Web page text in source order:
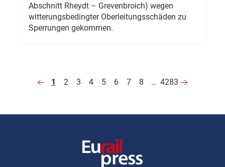
Abschnitt Rheydt – Grevenbroich) wegen
witterungsbedingter Oberleitungsschäden zu
Sperrungen gekommen.
1 2 3 4 5 6 7 8 … 4283